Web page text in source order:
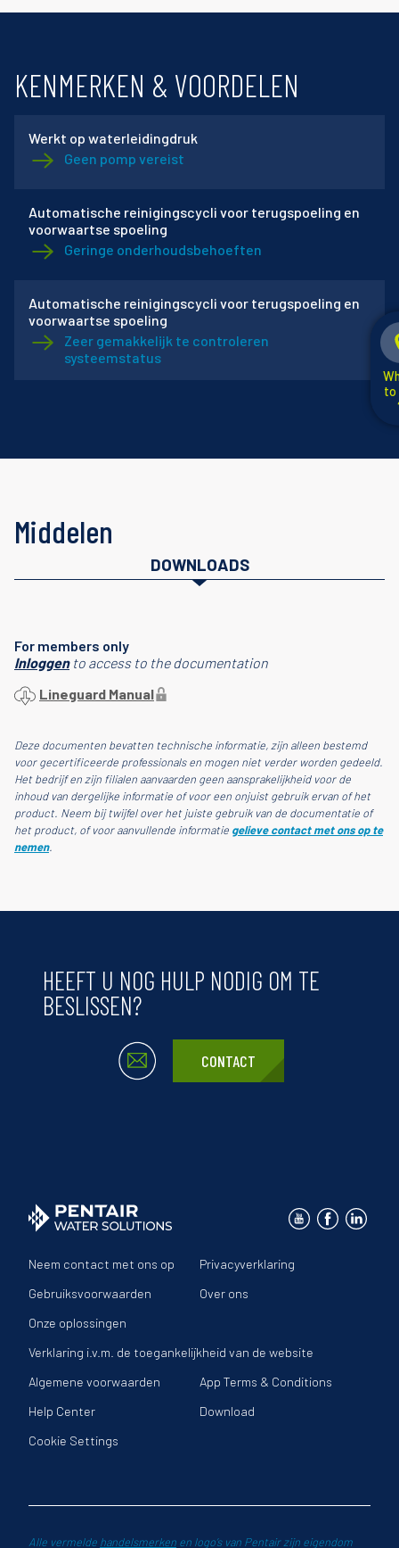
KENMERKEN & VOORDELEN
Werkt op waterleidingdruk
Geen pomp vereist
Automatische reinigingscycli voor terugspoeling en
voorwaartse spoeling
Geringe onderhoudsbehoeften
Automatische reinigingscycli voor terugspoeling en
voorwaartse spoeling
Zeer gemakkelijk te controleren
systeemstatus
Middelen
DOWNLOADS
For members only
Inloggento access to the documentation
Lineguard Manual
Deze documenten bevatten technische informatie, zijn alleen bestemd
voor gecertificeerde professionals en mogen niet verder worden gedeeld.
Het bedrijf en zijn filialen aanvaarden geen aansprakelijkheid voor de
inhoud van dergelijke informatie of voor een onjuist gebruik ervan of het
product. Neem bij twijfel over het juiste gebruik van de documentatie of
het product, of voor aanvullende informatie gelieve contact met ons op te
nemen.
to
HEEFT U NOG HULP NODIG OM TE
BESLISSEN?
CONTACT
Neem contact met ons op
Privacyverklaring
Gebruiksvoorwaarden
Over ons
Onze oplossingen
Verklaring i.v.m. de toegankelijkheid van de website
Algemene voorwaarden
App Terms & Conditions
Help Center
Download
Cookie Settings
Alle vermelde handelsmerken en logo’s van Pentair zijn eigendom